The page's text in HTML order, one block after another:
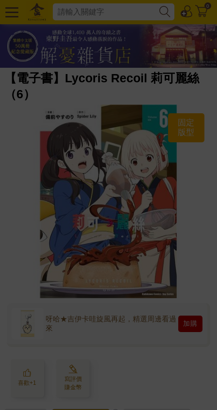
0
【電子書】Lycoris Recoil 莉可麗絲
（6）
固定
版型
呀哈★吉伊卡哇旋風再起，精選周邊看過
來
加購
喜歡+1
寫評價
賺金幣